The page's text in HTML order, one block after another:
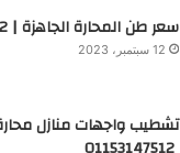
سعر طن المحارة الجاهزة | 01153147512
12 سبتمبر، 2023
تشطيب واجهات منازل